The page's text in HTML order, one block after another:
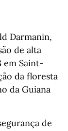
Darmanin,
de alta
em Saint-
da floresta
da Guiana
de